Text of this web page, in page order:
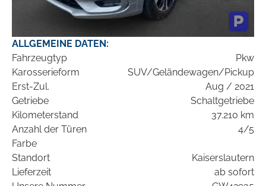
ALLGEMEINE DATEN:
Fahrzeugtyp
Pkw
Karosserieform
SUV/Geländewagen/Pickup
Erst-Zul.
Aug / 2021
Getriebe
Schaltgetriebe
Kilometerstand
37.210 km
Anzahl der Türen
4/5
Farbe
Standort
Kaiserslautern
Lieferzeit
ab sofort